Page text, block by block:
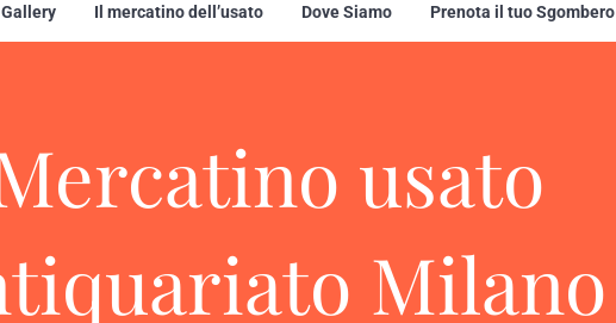
Gallery Il mercatino dell’usato Dove Siamo Prenota il tuo Sgombero
usato
Milano